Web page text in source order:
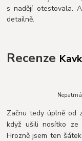
s nadějí otestovala.
detailně.
Recenze
Začnu tedy úplně od
když ušili nosítko ze
Hrozně jsem ten